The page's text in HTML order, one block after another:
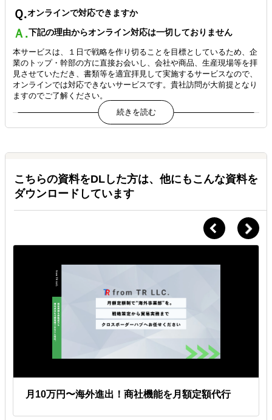
Ｑ.オンラインで対応できますか
Ａ.下記の理由からオンライン対応は一切しておりません
本サービスは、１日で戦略を作り切ることを目標としているため、企
業のトップ・幹部の方に直接お会いし、会社や商品、生産現場等を拝
見させていただき、書類等を適宜拝見して実施するサービスなので、
オンラインでは対応できないサービスです。貴社訪問が大前提となり
ますのでご了解ください。
Ｑ.他に費用はかかりますか
Ａ.
時期により異なりますが、目安は東京・大阪近郊で往復４万円前後、
福岡で３万円前後です。宿泊費は頂戴していません。
Ａ.
① 決算書３期分（損益計算書・貸借対照表・製造原価報告書・一般
管理費明細）
② 商品のカタログ、写真、資料等
③ その他参考になる資料
申込方法を教えてください
申込書をご返送ください、オンラインでも申し込めます
申込には当社指定の申込書にご記入の上、ご返送ください。
オンラインでの申込希望の方は、フォームをお送りします。
こちらの資料をDLした方は、他にもこんな資料を
ダウンロードしています
月10万円〜海外進出！商社機能を月額定額代行